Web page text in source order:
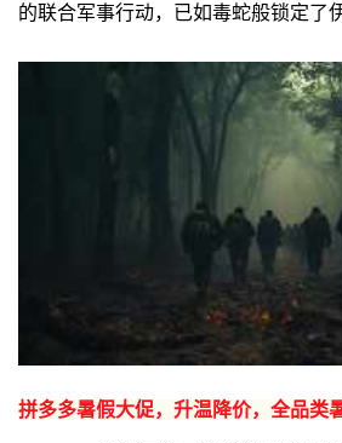
的联合军事行动，已如毒蛇般锁定了
拼多多暑假大促，升温降价，全品类